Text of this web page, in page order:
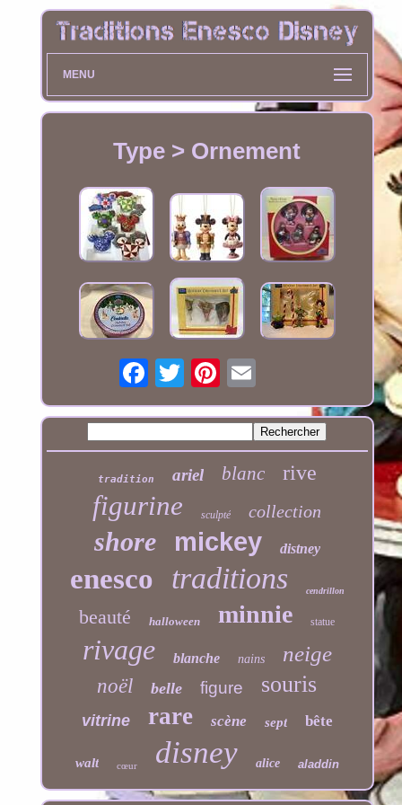
MENU
Type > Ornement
tradition ariel blanc rive
figurine sculpté collection
shore mickey distney
enesco traditions cendrillon
beauté halloween minnie statue
rivage blanche nains neige
noël belle figure souris
vitrine rare scène sept bête
walt cœur disney alice aladdin